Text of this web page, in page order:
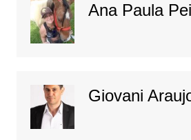
Ana Paula
Giovani